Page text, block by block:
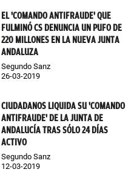
EL 'COMANDO ANTIFRAUDE' QUE
FULMINÓ CS DENUNCIA UN PUFO DE
220 MILLONES EN LA NUEVA JUNTA
ANDALUZA
Segundo Sanz
26-03-2019
CIUDADANOS LIQUIDA SU 'COMANDO
ANTIFRAUDE' DE LA JUNTA DE
ANDALUCÍA TRAS SÓLO 24 DÍAS
ACTIVO
Segundo Sanz
12-03-2019